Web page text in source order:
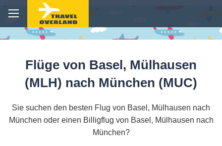
Flüge von Basel, Mülhausen
(MLH) nach München (MUC)
Sie suchen den besten Flug von Basel, Mülhausen nach
München oder einen Billigflug von Basel, Mülhausen nach
München?